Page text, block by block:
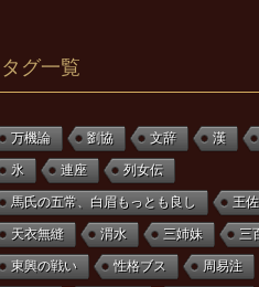
タグ一覧
万機論 劉協 文辞 漢
氷 連座 列女伝
馬氏の五常、白眉もっとも良し 王佐
天衣無縫 渭水 三姉妹 三
東興の戦い 性格ブス 周易注